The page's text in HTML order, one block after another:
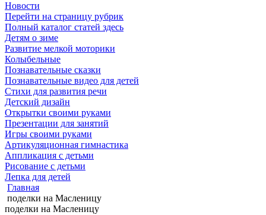
Новости
Перейти на страницу рубрик
Полный каталог статей здесь
Детям о зиме
Развитие мелкой моторики
Колыбельные
Познавательные сказки
Познавательные видео для детей
Стихи для развития речи
Детский дизайн
Открытки своими руками
Презентации для занятий
Игры своими руками
Артикуляционная гимнастика
Аппликация с детьми
Рисование с детьми
Лепка для детей
Главная
поделки на Масленицу
поделки на Масленицу